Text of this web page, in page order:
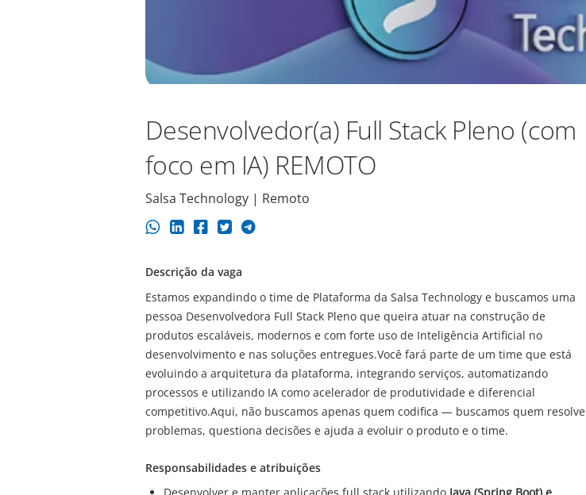
Desenvolvedor(a) Full Stack Pleno (com
foco em IA) REMOTO
Salsa Technology | Remoto
Descrição da vaga
Estamos expandindo o time de Plataforma da Salsa Technology e buscamos uma
pessoa Desenvolvedora Full Stack Pleno que queira atuar na construção de
produtos escaláveis, modernos e com forte uso de Inteligência Artificial no
desenvolvimento e nas soluções entregues.Você fará parte de um time que está
evoluindo a arquitetura da plataforma, integrando serviços, automatizando
processos e utilizando IA como acelerador de produtividade e diferencial
competitivo.Aqui, não buscamos apenas quem codifica — buscamos quem resolve
problemas, questiona decisões e ajuda a evoluir o produto e o time.
Responsabilidades e atribuições